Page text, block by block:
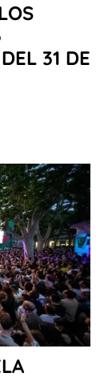
31 DE